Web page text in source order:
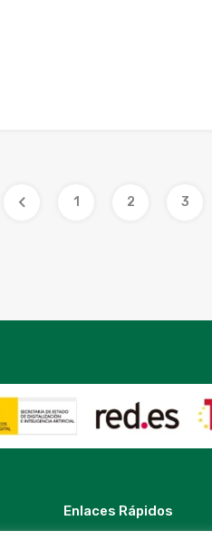
1 2 3
Enlaces Rápidos